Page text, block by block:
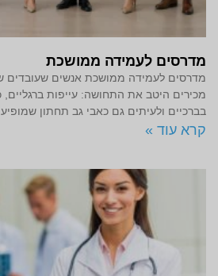
מדרסים לעמידה ממושכת
מדרסים לעמידה ממושכת אנשים שעובדים
מכירים היטב את התחושה: עייפות
בברכיים ולעיתים גם כאבי גב תחתון
קרא עוד »